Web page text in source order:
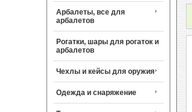
Арбалеты, все для
арбалетов
Рогатки, шары для рогаток и
арбалетов
Чехлы и кейсы для оружия
Одежда и снаряжение